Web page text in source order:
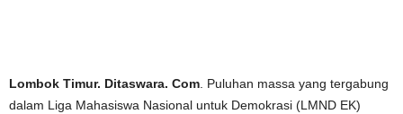
Lombok Timur. Ditaswara. Com. Puluhan massa yang tergabung
dalam Liga Mahasiswa Nasional untuk Demokrasi (LMND EK)